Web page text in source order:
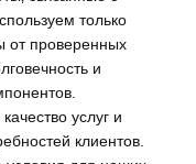
только
от проверенных
и
услуг и
клиентов.